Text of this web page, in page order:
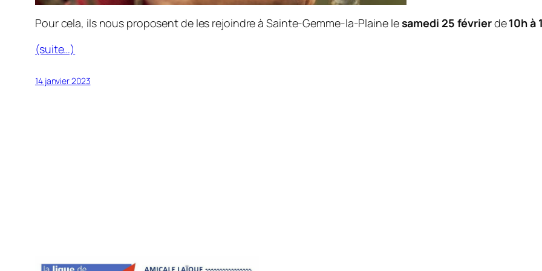
Pour cela, ils nous proposent de les rejoindre à Sainte-Gemme-la-Plaine lesamedi 25 févrierde10h à
(suite…)
14 janvier 2023